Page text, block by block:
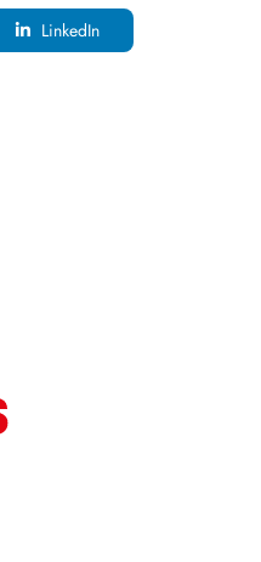
LinkedIn